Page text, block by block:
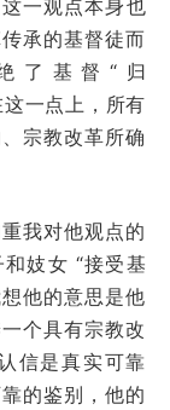
一观点本身也
承的基督徒而
了基督“归
一点上，所有
宗教改革所确
我对他观点的
妓女 “接受基
他的意思是他
个具有宗教改
信是真实可靠
的鉴别，他的